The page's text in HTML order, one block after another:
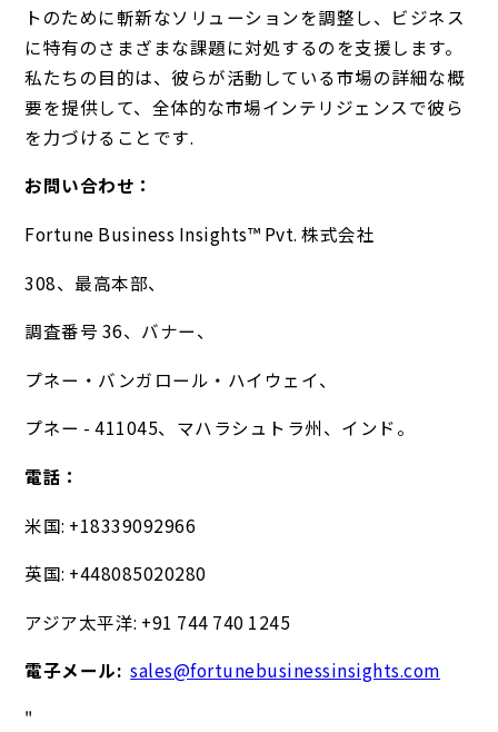
トのために斬新なソリューションを調整し、ビジネス
に特有のさまざまな課題に対処するのを支援します。
私たちの目的は、彼らが活動している市場の詳細な概
要を提供して、全体的な市場インテリジェンスで彼ら
を力づけることです.
お問い合わせ：
Fortune Business Insights™ Pvt. 株式会社
308、最高本部、
調査番号 36、バナー、
プネー・バンガロール・ハイウェイ、
プネー - 411045、マハラシュトラ州、インド。
電話：
米国: +18339092966
英国: +448085020280
アジア太平洋: +91 744 740 1245
電子メール: sales@fortunebusinessinsights.com
"